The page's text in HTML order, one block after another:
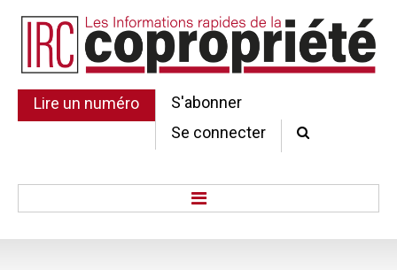
Lire un numéro
S'abonner
Se connecter